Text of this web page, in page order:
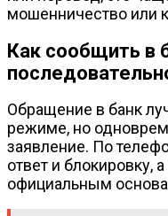
мошенничество или
Как сообщить в
Обращение в банк
режиме, но
заявление. По
ответ и блокировку,
официальным